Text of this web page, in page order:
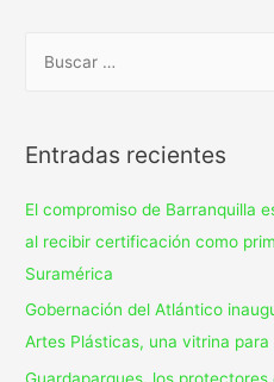
Entradas recientes
El compromiso de Barranquilla
al recibir certificación como
Suramérica
Gobernación del Atlántico
Artes Plásticas, una vitrina
Guardaparques, los